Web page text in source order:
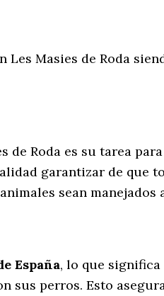
Les Masies de Roda
de Roda es su tarea para
garantizar de que
sean manejados
España, lo que
sus perros. Esto